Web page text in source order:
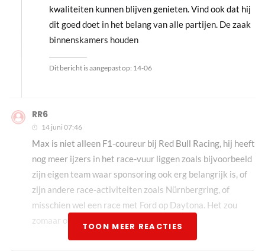
kwaliteiten kunnen blijven genieten. Vind ook dat hij
dit goed doet in het belang van alle partijen. De zaak
binnenskamers houden
Dit bericht is aangepast op: 14-06
RR6
14 juni 07:46
Max is niet alleen F1-coureur bij Red Bull Racing, hij heeft
nog meer ijzers in het race-vuur liggen zoals bijvoorbeeld
zijn eigen team waar sponsoring ook erg belangrijk is, of
zijn andere race-activiteiten zoals Nürnbergring, of
misschien wel een race met Ford op Daytona. Het zou
zomaar over vanalles kunnen gaan.
TOON MEER REACTIES